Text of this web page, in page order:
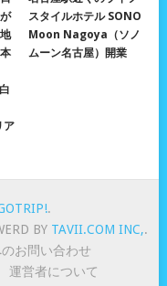
ア
スタイルホテル SONO
Moon Nagoya（ソノ
ムーン名古屋）開業
.
BY TAVII.COM INC,.
お問い合わせ
運営者について